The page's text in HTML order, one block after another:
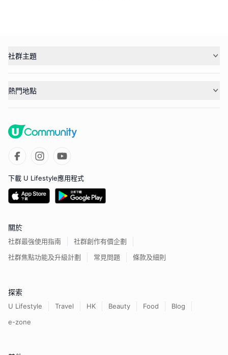
社群主題
熱門地點
下載 U Lifestyle應用程式
關於
社群最強使用指南
社群創作有價企劃
社群焦點功能及升級計劃
常見問題 條款及細則
探索
U Lifestyle Travel HK Beauty Food
Blog
e-zone